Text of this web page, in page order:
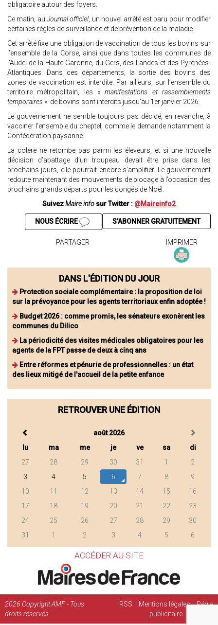
obligatoire autour des foyers.
Ce matin, auJournal officiel, un nouvel arrêté est paru pour modifier
certaines règles de surveillance et de prévention de la maladie.
Cet arrêté fixe une obligation de vaccination de tous les bovins sur
l’ensemble de la Corse, ainsi que dans toutes les communes de
l’Aude, de la Haute-Garonne, du Gers, des Landes et des Pyrénées-
Atlantiques. Dans ces départements, la sortie des bovins des
zones de vaccination est interdite. Par ailleurs, sur l’ensemble du
territoire métropolitain, les « manifestations et rassemblements
temporaires » de bovins sont interdits jusqu’au 1er janvier 2026.
Le gouvernement ne semble toujours pas décidé, en revanche, à
vacciner l’ensemble du cheptel, comme le demande notamment la
Confédération paysanne.
La colère ne retombe pas parmi les éleveurs, et si une nouvelle
décision d’abattage d’un troupeau devait être prise dans les
prochains jours, elle pourrait encore s’amplifier. Le gouvernement
redoute maintenant des mouvements de blocage à l’occasion des
prochains grands départs pour les congés de Noël.
SuivezMaire info sur Twitter : @Maireinfo2
S'ABONNER GRATUITEMENT
NOUS ÉCRIRE
PARTAGER IMPRIMER
DANS L'ÉDITION DU JOUR
Protection sociale complémentaire : la proposition de loi
sur la prévoyance pour les agents territoriaux enfin adoptée !
Budget 2026 : comme promis, les sénateurs exonèrent les
communes du Dilico
La périodicité des visites médicales obligatoires pour les
agents de la FPT passe de deux à cinq ans
Entre réformes et pénurie de professionnelles : un état
des lieux mitigé de l'accueil de la petite enfance
RETROUVER UNE ÉDITION
août 2026
lu
ma me je ve sa
di
27
28 29 30 31 1
2
3
4 5 6 7 8
9
10
11 12 13 14 15
16
17
18 19 20 21 22
23
24
25 26 27 28 29
30
31
1 2 3 4 5 6
ACCÉDER AU SITE
2026 Copyright AMF - Tous
droits réservés
RSS Mentions légales
Régie
publicitaire